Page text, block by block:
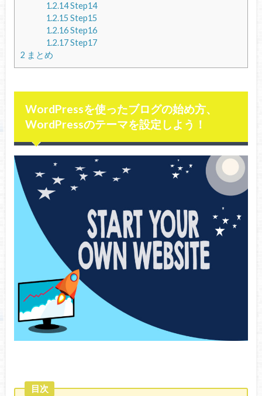
1.2.14Step14
1.2.15 Step15
1.2.16Step16
1.2.17Step17
2 まとめ
WordPressを使ったブログの始め方、
WordPressのテーマを設定しよう！
目次